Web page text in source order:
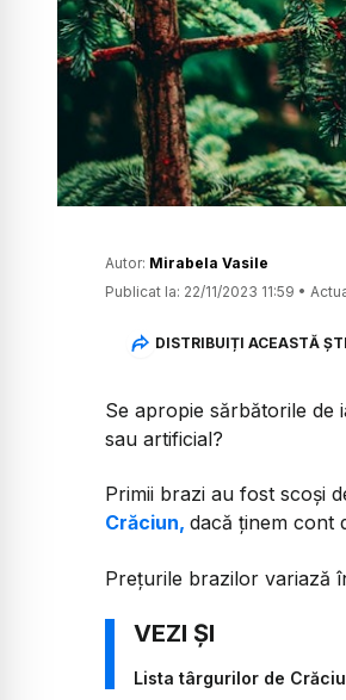
Autor: Mirabela Vasile
Publicat la: 22/11/2023 11:59 •
DISTRIBUIȚI ACEASTĂ
Se apropie sărbătorile de
sau artificial?
Primii brazi au fost scoși
Crăciun, dacă ținem cont
Prețurile brazilor variază
Lista târgurilor de